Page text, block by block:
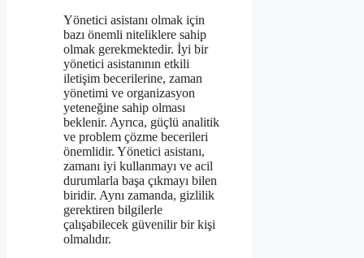
Yönetici asistanı olmak için
bazı önemli niteliklere sahip
olmak gerekmektedir. İyi bir
yönetici asistanının etkili
iletişim becerilerine, zaman
yönetimi ve organizasyon
yeteneğine sahip olması
beklenir. Ayrıca, güçlü analitik
ve problem çözme becerileri
önemlidir. Yönetici asistanı,
zamanı iyi kullanmayı ve acil
durumlarla başa çıkmayı bilen
biridir. Aynı zamanda, gizlilik
gerektiren bilgilerle
çalışabilecek güvenilir bir kişi
olmalıdır.